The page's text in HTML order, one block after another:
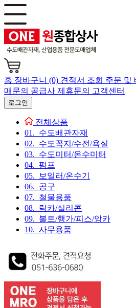
홈 장바구니 (0) 견적서 조회 주문 및
매문의 공급사 제휴문의 고객센터
로그인
전체상품
01. 수도배관자재
02. 수도꼭지/수전/욕실
03. 수도미터/온수미터
04. 펌프
05. 보일러/온수기
06. 공구
07. 철물용품
08. 락카/실리콘
09. 볼트/행가/피스/앙카
10. 사무용품